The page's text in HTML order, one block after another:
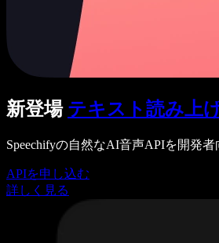
新登場 テキスト読み上
Speechifyの自然なAI音声APIを開発
APIを申し込む
詳しく見る